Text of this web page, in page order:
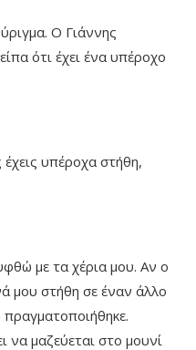
Ο Γιάννης
ότι έχει ένα υπέροχο
υπέροχα στήθη,
με τα χέρια μου. Αν ο
μου στήθη σε έναν άλλο
να μαζεύεται στο μουνί